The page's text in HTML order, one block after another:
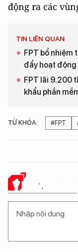
động ra các
TIN LIÊN QUAN
FPT bổ nhiệm
đẩy hoạt động
FPT lãi 9.200
khẩu phần
TỪ KHÓA: #FPT
Ý KIẾN CỦA